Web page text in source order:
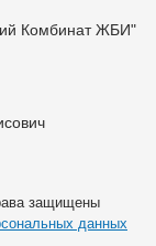
Комбинат ЖБИ"
защищены
данных